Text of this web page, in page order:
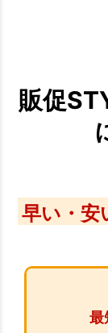
販促
早い・安
最